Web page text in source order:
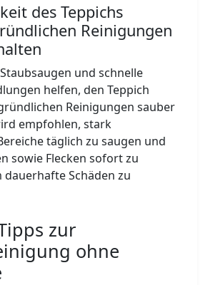
des Teppichs
Reinigungen
und schnelle
helfen, den Teppich
Reinigungen sauber
empfohlen, stark
täglich zu saugen und
sowie Flecken sofort zu
dauerhafte Schäden zu
zur
ohne